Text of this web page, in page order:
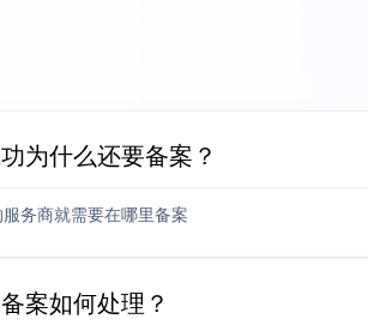
为什么还要备案？
务商就需要在哪里备案
案如何处理？